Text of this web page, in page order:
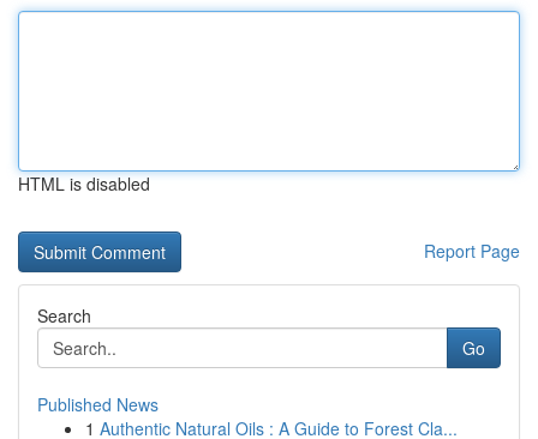
HTML is disabled
Report Page
Search
Go
Published News
1 Authentic Natural Oils : A Guide to Forest Cla...